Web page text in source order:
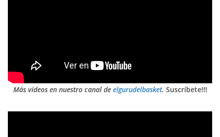
Más vídeos en nuestro canal de elgurudelbasket. Suscríbete!!!